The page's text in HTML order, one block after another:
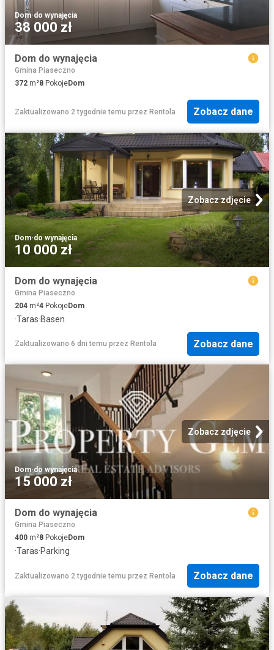
Dom·do wynajęcia
38 000 zł
Dom do wynajęcia
Gmina Piaseczno
372 m²8 PokojeDom
Zaktualizowano 2 tygodnie temu przez Rentola Zobacz dane
Zobacz zdjęcie
Dom·do wynajęcia
10 000 zł
Dom do wynajęcia
Gmina Piaseczno
204 m²4 PokojeDom
·Taras·Basen
Zaktualizowano 6 dni temu przez Rentola Zobacz dane
Zobacz zdjęcie
Dom·do wynajęcia
15 000 zł
Dom do wynajęcia
Gmina Piaseczno
400 m²8 PokojeDom
·Taras·Parking
Zaktualizowano 2 tygodnie temu przez Rentola Zobacz dane